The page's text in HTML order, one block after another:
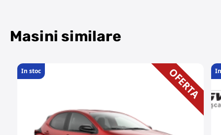
Masini similare
In stoc OFERTA